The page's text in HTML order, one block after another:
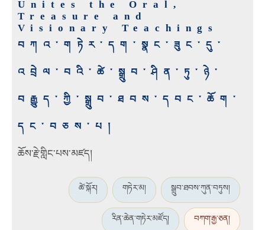
Unites the Oral,
Treasure and
Visionary Teachings
བཀའ་གཏེར་དག་སྣང་ཟུང་དུ་
འབྲེལ་བའི་ཚེ་སྒྲུབ་ཤིན་ཏུ་ཉེ་
བརྒྱུད་ཀྱི་སྒྲུབ་ཐབས་དབང་ཆོག་
དང་བཅས་པ།
ཆོས་རྗེ་གླིང་པས་མཛད།
ཚེ་སྐོར། གཏེར་མ། སྒྲུབ་ཐབས་ཀུན་བཏུས།
རིན་ཆེན་གཏེར་མཛོད། བཀག་རྒྱ་ཅན།